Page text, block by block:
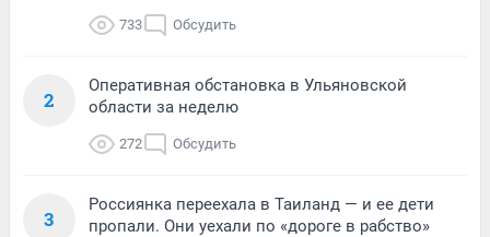
733 Обсудить
2
Оперативная обстановка в Ульяновской
области за неделю
272 Обсудить
3
Россиянка переехала в Таиланд — и ее дети
пропали. Они уехали по «дороге в рабство»